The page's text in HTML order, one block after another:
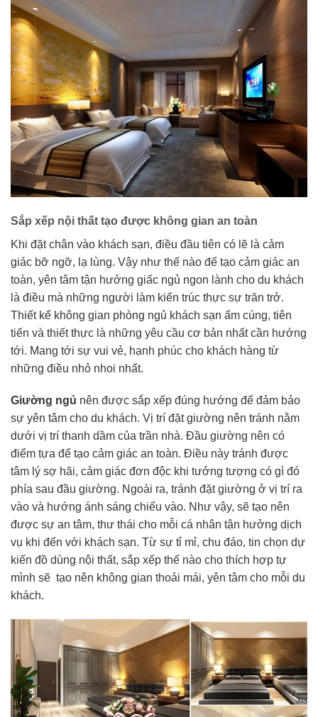
Sắp xếp nội thất tạo được không gian an toàn
Khi đặt chân vào khách sạn, điều đầu tiên có lẽ là cảm
giác bỡ ngỡ, lạ lùng. Vậy như thế nào để tạo cảm giác an
toàn, yên tâm tận hưởng giấc ngủ ngon lành cho du khách
là điều mà những người làm kiến trúc thực sự trăn trở.
Thiết kế không gian phòng ngủ khách sạn ấm cúng, tiên
tiến và thiết thực là những yêu cầu cơ bản nhất cần hướng
tới. Mang tới sự vui vẻ, hạnh phúc cho khách hàng từ
những điều nhỏ nhoi nhất.
Giường ngủ nên được sắp xếp đúng hướng để đảm bảo
sự yên tâm cho du khách. Vị trí đặt giường nên tránh nằm
dưới vị trí thanh dầm của trần nhà. Đầu giường nên có
điểm tựa để tạo cảm giác an toàn. Điều này tránh được
tâm lý sợ hãi, cảm giác đơn độc khi tưởng tượng có gì đó
phía sau đầu giường. Ngoài ra, tránh đặt giường ở vị trí ra
vào và hướng ánh sáng chiếu vào. Như vậy, sẽ tạo nên
được sự an tâm, thư thái cho mỗi cá nhân tận hưởng dịch
vụ khi đến với khách sạn. Từ sự tỉ mỉ, chu đáo, tin chọn dự
kiến đồ dùng nội thất, sắp xếp thế nào cho thích hợp tự
mình sẽ tạo nên không gian thoải mái, yên tâm cho mỗi du
khách.